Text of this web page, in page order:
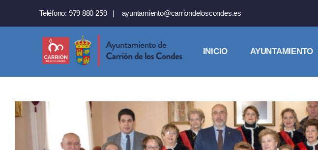
Teléfono: 979 880 259 | ayuntamiento@carriondeloscondes.es
INICIO AYUNTAMIENTO